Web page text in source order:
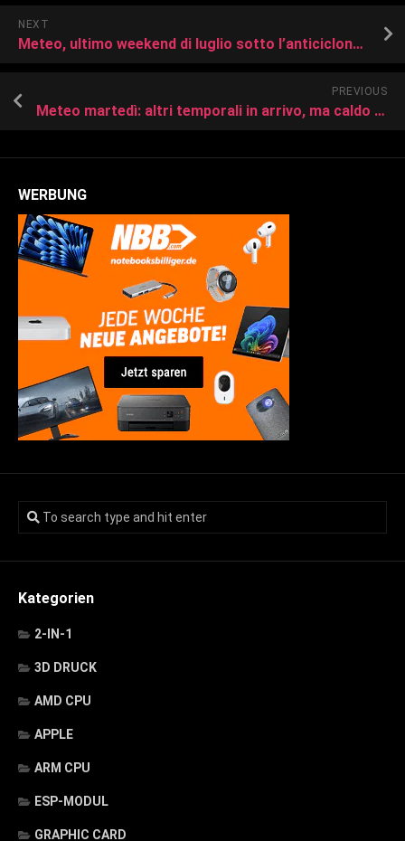
NEXT
Meteo, ultimo weekend di luglio sotto l’anticiclone: caldo intenso da domenica 28
PREVIOUS
Meteo martedì: altri temporali in arrivo, ma caldo meno intenso in tutta Italia
WERBUNG
Kategorien
2-IN-1
3D DRUCK
AMD CPU
APPLE
ARM CPU
ESP-MODUL
GRAPHIC CARD